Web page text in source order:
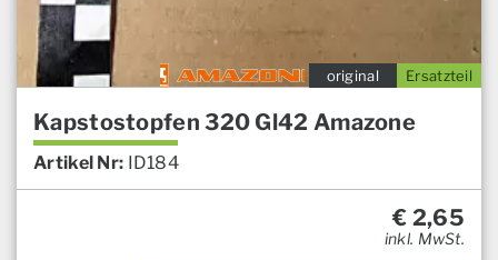
Ersatzteil
original
Kapstostopfen 320 Gl42 Amazone
Artikel Nr: ID184
€ 2,65
inkl. MwSt.